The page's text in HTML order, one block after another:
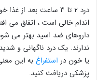
درد ۲ تا ۳ ساعت بعد
اندام خالی است ، اتفاق می
داروهای ضد اسید بهتر می
ندارند. یک درد ناگهانی و
یا خون در استفراغ به این
پزشکی دریافت کنید.